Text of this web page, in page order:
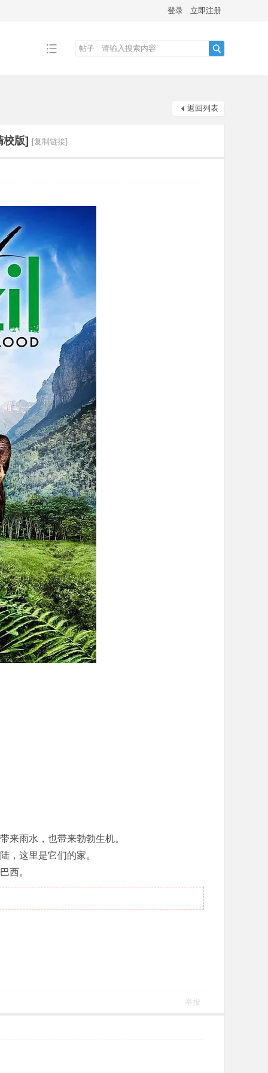
登录 立即注册
帖子
返回列表
版] [复制链接]
雨水，也带来勃勃生机。
这里是它们的家。
西。
举报